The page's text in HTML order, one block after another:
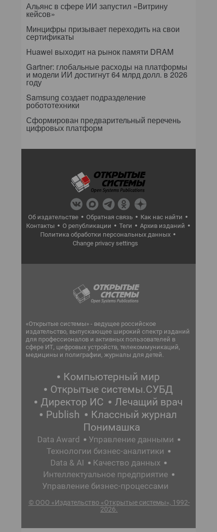
Альянс в сфере ИИ запустил «Витрину
кейсов»
Минцифры призывает переходить на свои
сертификаты
Huawei выходит на рынок памяти DRAM
Gartner: глобальные расходы на платформы
и модели ИИ достигнут 64 млрд долл. в 2026
году
Samsung создает подразделение
робототехники
Сформирован предварительный перечень
цифровых платформ
Об издательстве Обратная связь
Как нас найти
Контакты
О републикации Теги
Архив изданий
Политика обработки персональных данных
Change privacy settings
«Открытые системы» - ведущее российское
издательство, выпускающее широкий спектр изданий
для профессионалов и активных пользователей в
сфере ИТ, цифровых устройств, телекоммуникаций,
медицины и полиграфии, журналы для детей.
Компьютерный мир
Открытые системы.СУБД
Директор ИС
Лечащий врач
Publish
Классный журнал
Понимашка
Data Award
Управление данными
Технологии бизнес-аналитики
Data & AI
Качество данных
Интеллектуальное предприятие
Управление бизнес-процессами
© ООО «Издательство «Открытые системы», 1992-
2026.